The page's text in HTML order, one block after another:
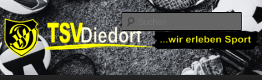
Zum
primären
Inhalt
springenTSV Diedorf
TSV Diedorf e.V.